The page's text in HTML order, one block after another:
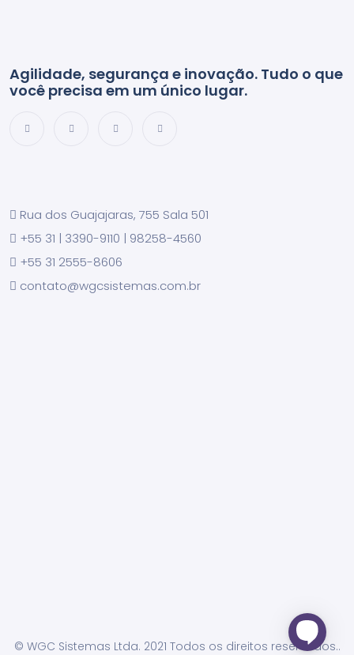
Agilidade, segurança e inovação. Tudo o que
você precisa em um único lugar.
Rua dos Guajajaras, 755 Sala 501
+55 31 | 3390-9110 | 98258-4560
+55 31 2555-8606
contato@wgcsistemas.com.br
© WGC Sistemas Ltda. 2021 Todos os direitos reservados..